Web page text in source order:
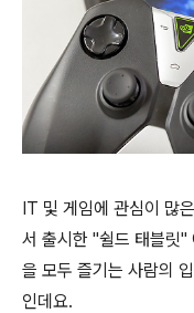
IT 및 게임에 관심이 많
서 출시한 "쉴드 태블릿"
을 모두 즐기는 사람의
인데요.